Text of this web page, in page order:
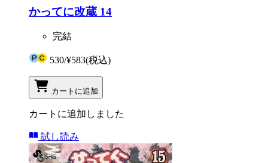
かってに改蔵 14
完結
530/¥583(税込)
カートに追加
カートに追加しました
試し読み